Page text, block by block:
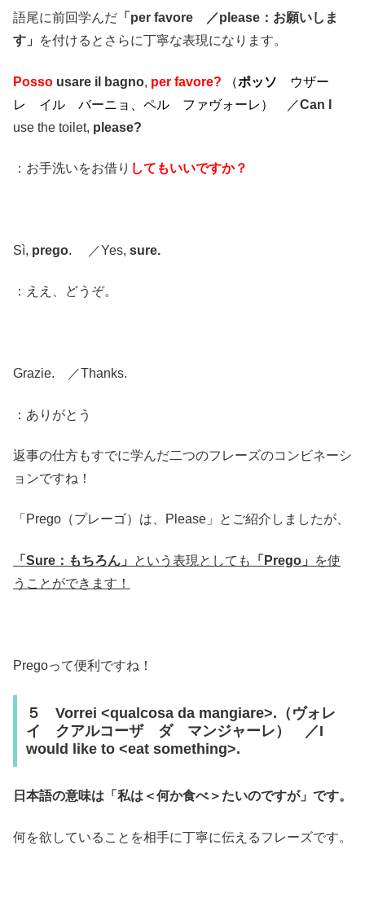
語尾に前回学んだ 「per favore ／please：お願いしま
す」
を付けるとさらに丁寧な表現になります。
Posso usare il bagno, per favore? （ポッソ ウザー
レ イル バーニョ、ペル ファヴォーレ）
／Can I
use the toilet, please?
：お手洗いをお借り してもいいですか？
Sì, prego. ／Yes, sure.
：ええ、どうぞ。
Grazie. ／Thanks.
：ありがとう
返事の仕方もすでに学んだ二つのフレーズのコンビネーシ
ョンですね！
「Prego（プレーゴ）は、Please」とご紹介しましたが、
「Sure：もちろん」 という表現としても 「Prego」
を使
うことができます！
Pregoって便利ですね！
５ Vorrei <qualcosa da mangiare>.（ヴォレ
イ クアルコーザ ダ マンジャーレ） ／I
would like to <eat something>.
日本語の意味は「私は＜何か食べ＞たいのですが」です。
何を欲していることを相手に丁寧に伝えるフレーズです。